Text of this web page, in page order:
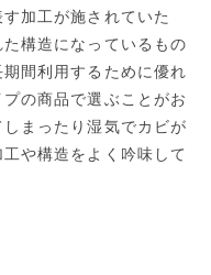
加工が施されていた
構造になっているもの
間利用するために優れ
の商品で選ぶことがお
まったり湿気でカビが
や構造をよく吟味して